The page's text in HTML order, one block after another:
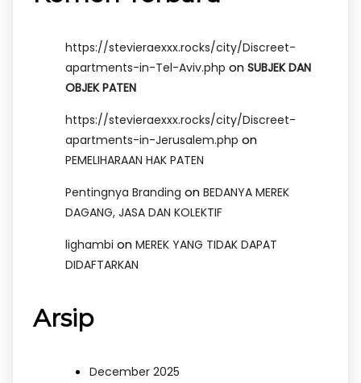
https://stevieraexxx.rocks/city/Discreet-
apartments-in-Tel-Aviv.php on SUBJEK DAN
OBJEK PATEN
https://stevieraexxx.rocks/city/Discreet-
apartments-in-Jerusalem.php on
PEMELIHARAAN HAK PATEN
Pentingnya Branding on BEDANYA MEREK
DAGANG, JASA DAN KOLEKTIF
lighambi on MEREK YANG TIDAK DAPAT
DIDAFTARKAN
Arsip
December 2025